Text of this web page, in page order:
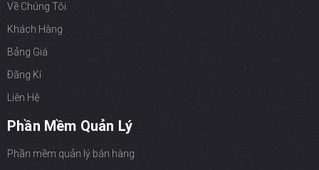
Về Chúng Tôi
Khách Hàng
Bảng Giá
Đăng Kí
Liên Hệ
Phần Mềm Quản Lý
Phần mềm quản lý bán hàng